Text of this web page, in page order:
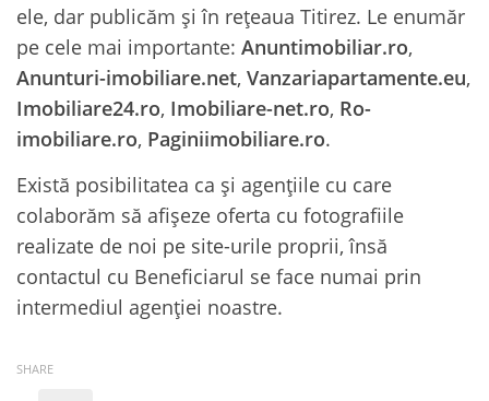
ele, dar publicăm și în rețeaua Titirez. Le enumăr
pe cele mai importante: Anuntimobiliar.ro,
Anunturi-imobiliare.net, Vanzariapartamente.eu,
Imobiliare24.ro, Imobiliare-net.ro, Ro-
imobiliare.ro, Paginiimobiliare.ro.
Există posibilitatea ca și agențiile cu care
colaborăm să afișeze oferta cu fotografiile
realizate de noi pe site-urile proprii, însă
contactul cu Beneficiarul se face numai prin
intermediul agenției noastre.
SHARE